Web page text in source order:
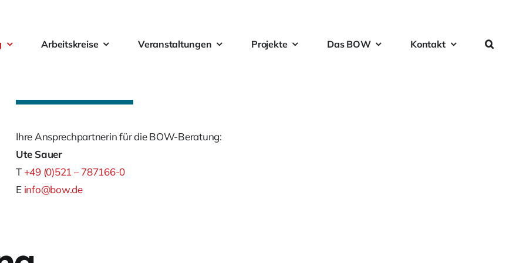
Arbeitskreise Veranstaltungen Projekte Das BOW Kontakt
Ihre Ansprechpartnerin für die BOW-Beratung:
Ute Sauer
T +49 (0)521 – 787166-0
E info@bow.de